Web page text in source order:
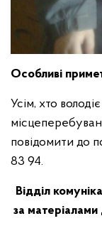
Особливі
Усім, хто
повідомити до
83 94.
Відділ
за матеріалами